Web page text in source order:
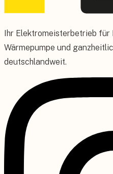
Ihr Elektromeisterbetrieb
Wärmepumpe und
deutschlandweit.